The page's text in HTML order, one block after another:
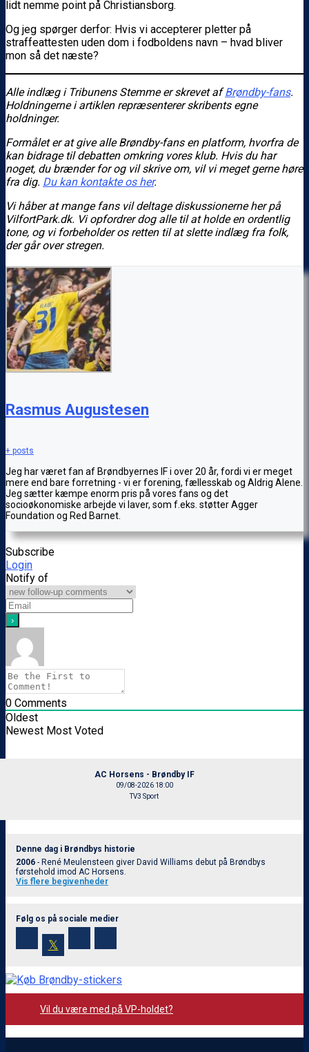
lidt nemme point på Christiansborg.
Og jeg spørger derfor: Hvis vi accepterer pletter på
straffeattesten uden dom i fodboldens navn – hvad bliver
mon så det næste?
Alle indlæg i Tribunens Stemme er skrevet afBrøndby-fans.
Holdningerne i artiklen repræsenterer skribents egne
holdninger.
Formålet er at give alle Brøndby-fans en platform, hvorfra de
kan bidrage til debatten omkring vores klub. Hvis du har
noget, du brænder for og vil skrive om, vil vi meget gerne høre
fra dig. Du kan kontakte os her.
Vi håber at mange fans vil deltage diskussionerne her på
VilfortPark.dk. Vi opfordrer dog alle til at holde en ordentlig
tone, og vi forbeholder os retten til at slette indlæg fra folk,
der går over stregen.
Rasmus Augustesen
+ posts
Jeg har været fan af Brøndbyernes IF i over 20 år, fordi vi er meget
mere end bare forretning - vi er forening, fællesskab og Aldrig Alene.
Jeg sætter kæmpe enorm pris på vores fans og det
socioøkonomiske arbejde vi laver, som f.eks. støtter Agger
Foundation og Red Barnet.
Subscribe
Login
Notify of
0 Comments
Oldest
Newest Most Voted
AC Horsens - Brøndby IF
09/08-2026 18:00
TV3 Sport
Denne dag i Brøndbys historie
2006 - René Meulensteen giver David Williams debut på Brøndbys
førstehold imod AC Horsens.
Vis flere begivenheder
Følg os på sociale medier
𝕏
Vil du være med på VP-holdet?